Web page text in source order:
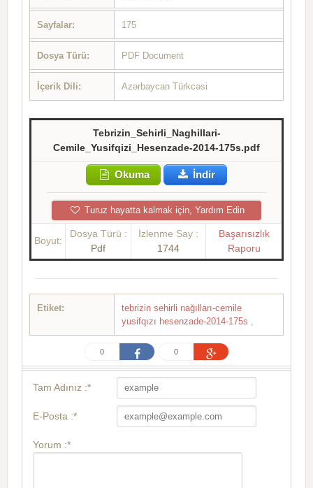
Sayfalar: 175
Dosya Türü: PDF Document
İçerik Dili: Azərbaycan Türkcəsi
Tebrizin_Sehirli_Naghillari-
Cemile_Yusifqizi_Hesenzade-2014-175s.pdf
Okuma İndir
Turuz hayatta kalmak için, Yardım Edin
Boyut:
Dosya Türü :
Pdf
İzlenme Say :
1744
Başarısızlık
Raporu
Etiket:
tebrizin sehirli nağılları-cemile
yusifqızı hesenzade-2014-175s
0 0
Tam Adınız :*
E-Posta :*
Yorum :*